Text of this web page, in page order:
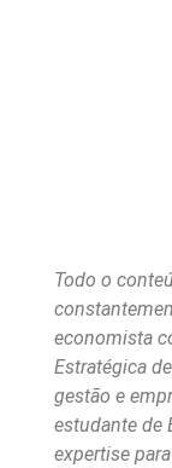
Todo o
economista
Estratégica
gestão e
estudante de
expertise